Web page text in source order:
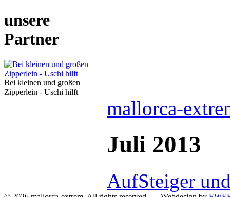
unsere
Partner
Bei kleinen und großen
Zipperlein - Uschi hilft
mallorca-
Juli 2013
AufSteiger